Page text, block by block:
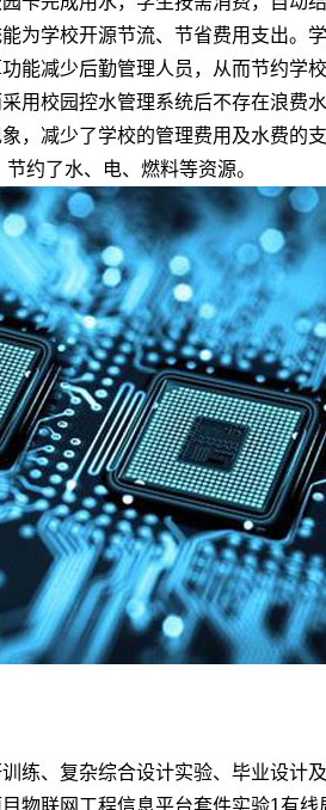
为学校开源节流、节省费用支出。
能减少后勤管理人员，从而节约学
用校园控水管理系统后不存在浪费
，减少了学校的管理费用及水费的
约了水、电、燃料等资源。
练、复杂综合设计实验、毕业设计
物联网工程信息平台套件实验1有